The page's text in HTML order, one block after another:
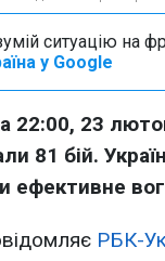
ситуацію на
у Google
22:00, 23
81 бій.
ефективне
РБК-